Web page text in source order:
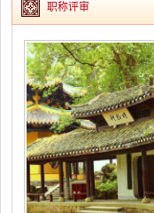
职称评审